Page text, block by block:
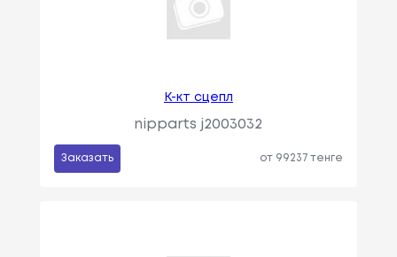
К-кт сцепл
nipparts j2003032
Заказать от 99237 тенге